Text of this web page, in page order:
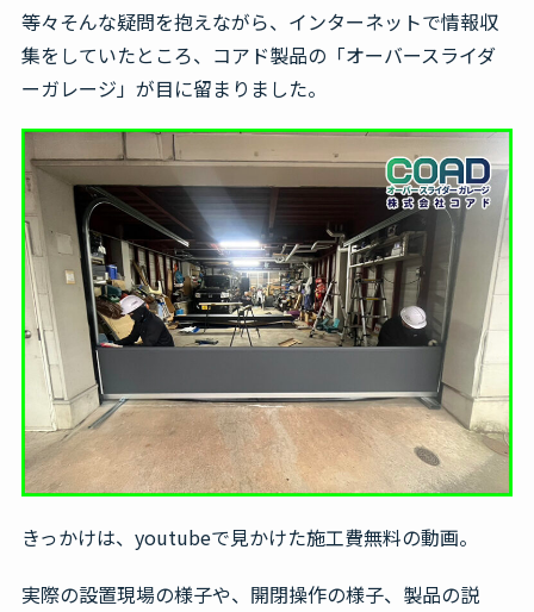
等々そんな疑問を抱えながら、インターネットで情報収
集をしていたところ、コアド製品の「オーバースライダ
ーガレージ」が目に留まりました。
きっかけは、youtubeで見かけた施工費無料の動画。
実際の設置現場の様子や、開閉操作の様子、製品の説